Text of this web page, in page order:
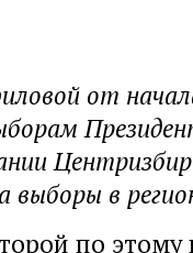
от
выборы в
по этому